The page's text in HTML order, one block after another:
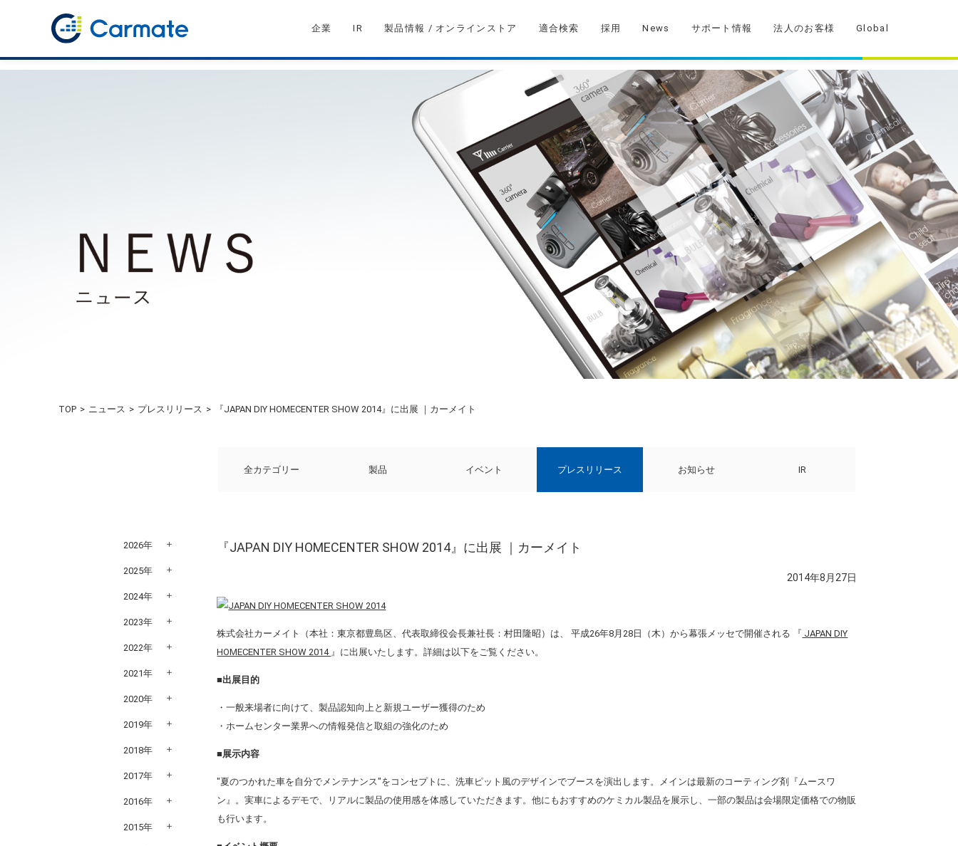
企業 IR 製品情報 / オンラインストア 適合検索 採用 News サポート情報 法人のお客様 Global
TOP ニュース プレスリリース 『JAPAN DIY HOMECENTER SHOW 2014』に出展 ｜カーメイト
全カテゴリー 製品 イベント プレスリリース お知らせ IR
『JAPAN DIY HOMECENTER SHOW 2014』に出展 ｜カーメイト
2014年8月27日
株式会社カーメイト（本社：東京都豊島区、代表取締役会長兼社長：村田隆昭）は、 平成26年8月28日（木）から幕張メッセで開催される 『 JAPAN DIY
HOMECENTER SHOW 2014 』に出展いたします。詳細は以下をご覧ください。
■出展目的
・一般来場者に向けて、製品認知向上と新規ユーザー獲得のため
・ホームセンター業界への情報発信と取組の強化のため
■展示内容
"夏のつかれた車を自分でメンテナンス"をコンセプトに、洗車ピット風のデザインでブースを演出します。メインは最新のコーティング剤『ムースワ
ン』。実車によるデモで、リアルに製品の使用感を体感していただきます。他にもおすすめのケミカル製品を展示し、一部の製品は会場限定価格での物販
も行います。
2026年
2025年
2024年
2023年
2022年
2021年
2020年
2019年
2018年
2017年
2016年
2015年